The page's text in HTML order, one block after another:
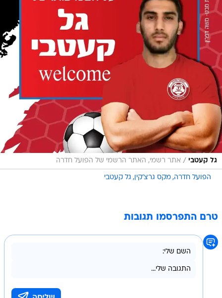
גל קעטבי / אתר רשמי, האתר הרשמי של הפועל חדרה
הפועל חדרה מקס גרצ'קין גל קעטבי
טרם התפרסמו תגובות